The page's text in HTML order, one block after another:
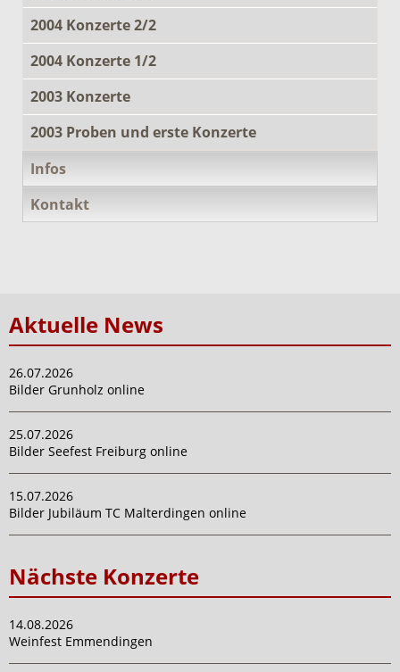
2004 Konzerte 2/2
2004 Konzerte 1/2
2003 Konzerte
2003 Proben und erste Konzerte
Infos
Kontakt
Aktuelle News
26.07.2026
Bilder Grunholz online
25.07.2026
Bilder Seefest Freiburg online
15.07.2026
Bilder Jubiläum TC Malterdingen online
Nächste Konzerte
14.08.2026
Weinfest Emmendingen